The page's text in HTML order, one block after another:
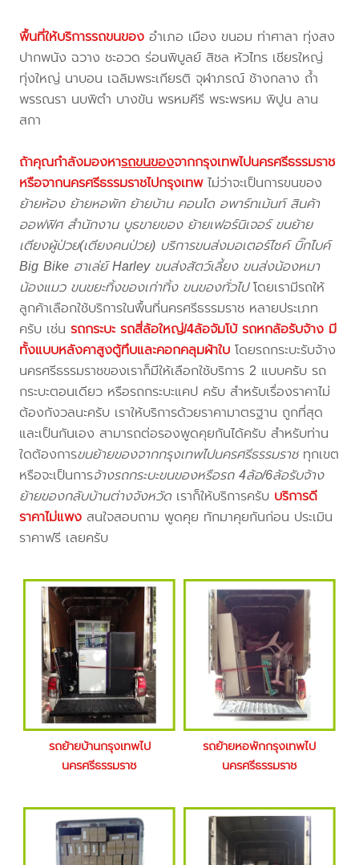
พื้นที่ให้บริการรถขนของ อำเภอ เมือง ขนอม ท่าศาลา ทุ่งสง
ปากพนัง ฉวาง ชะอวด ร่อนพิบูลย์ สิชล หัวไทร เชียรใหญ่
ทุ่งใหญ่ นาบอน เฉลิมพระเกียรติ จุฬาภรณ์ ช้างกลาง ถ้ำ
พรรณรา นบพิตำ บางขัน พรหมคีรี พระพรหม พิปูน ลาน
สกา
ถ้าคุณกำลังมองหารถขนของจากกรุงเทพไปนครศรีธรรมราช
หรือจากนครศรีธรรมราชไปกรุงเทพไม่ว่าจะเป็นการขนของ
ย้ายห้อง ย้ายหอพัก ย้ายบ้าน คอนโด อพาร์ทเม้นท์ สินค้า
ออฟฟิศ สำนักงาน บูธขายของ ย้ายเฟอร์นิเจอร์ ขนย้าย
เตียงผู้ป่วย(เตียงคนป่วย) บริการขนส่งมอเตอร์ไซค์ บิ๊กไบค์
Big Bike ฮาเล่ย์ Harley ขนส่งสัตว์เลี้ยง ขนส่งน้องหมา
น้องแมว ขนขยะทิ้งของเก่าทิ้ง ขนของทั่วไปโดยเรามีรถให้
ลูกค้าเลือกใช้บริการในพื้นที่นครศรีธรรมราช หลายประเภท
ครับ เช่นรถกระบะ รถสี่ล้อใหญ่/4ล้อจัมโบ้ รถหกล้อรับจ้าง มี
ทั้งแบบหลังคาสูงตู้ทึบและคอกคลุมผ้าใบ โดยรถกระบะรับจ้าง
นครศรีธรรมราชของเราก็มีให้เลือกใช้บริการ 2 แบบครับ รถ
กระบะตอนเดียว หรือรถกระบะแคป ครับ สำหรับเรื่องราคาไม่
ต้องกังวลนะครับ เราให้บริการด้วยราคามาตรฐาน ถูกที่สุด
และเป็นกันเอง สามารถต่อรองพูดคุยกันได้ครับ สำหรับท่าน
ใดต้องการขนย้ายของจากกรุงเทพไปนครศรีธรรมราชทุกเขต
หรือจะเป็นการจ้างรถกระบะขนของหรือรถ 4ล้อ/6ล้อรับจ้าง
ย้ายของกลับบ้านต่างจังหวัด เราก็ให้บริการครับ บริการดี
ราคาไม่แพง สนใจสอบถาม พูดคุย ทักมาคุยกันก่อน ประเมิน
ราคาฟรี เลยครับ
รถย้ายบ้านกรุงเทพไป
นครศรีธรรมราช
รถย้ายหอพักกรุงเทพไป
นครศรีธรรมราช